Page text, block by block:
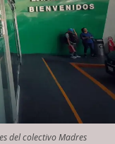
del colectivo Madres